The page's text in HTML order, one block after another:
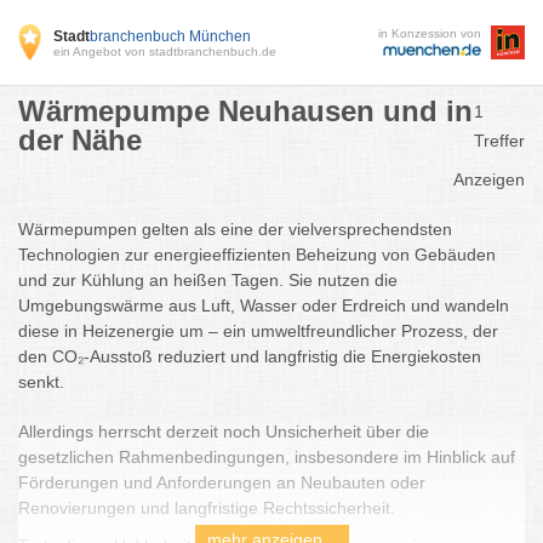
Stadtbranchenbuch München
ein Angebot von stadtbranchenbuch.de
in Konzession von
Wärmepumpe Neuhausen und in
der Nähe
1
Treffer
Anzeigen
Wärmepumpen gelten als eine der vielversprechendsten
Technologien zur energieeffizienten Beheizung von Gebäuden
und zur Kühlung an heißen Tagen. Sie nutzen die
Umgebungswärme aus Luft, Wasser oder Erdreich und wandeln
diese in Heizenergie um – ein umweltfreundlicher Prozess, der
den CO₂-Ausstoß reduziert und langfristig die Energiekosten
senkt.
Allerdings herrscht derzeit noch Unsicherheit über die
gesetzlichen Rahmenbedingungen, insbesondere im Hinblick auf
Förderungen und Anforderungen an Neubauten oder
Renovierungen und langfristige Rechtssicherheit.